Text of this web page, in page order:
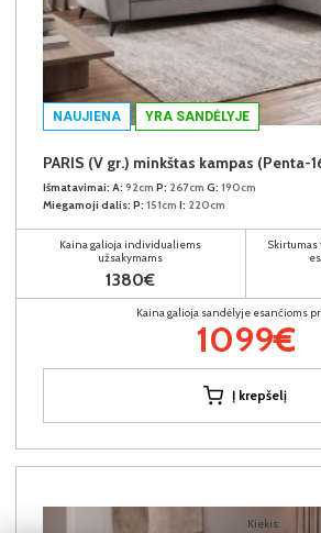
Kiekis:
NAUJIENA YRA SANDĖLYJE
PARIS (V gr.) minkštas kampas (Penta-
Išmatavimai: A: 92cm P: 267cm G: 190cm
Miegamoji dalis: P: 151cm I: 220cm
Kaina galioja individualiems
užsakymams
1380€
Skirtumas
Kaina galioja sandėlyje esančioms
1099€
Į krepšelį